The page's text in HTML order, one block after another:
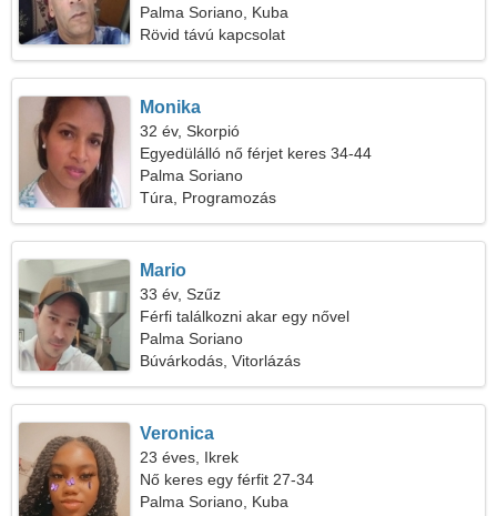
Palma Soriano, Kuba
Rövid távú kapcsolat
Monika
32 év, Skorpió
Egyedülálló nő férjet keres 34-44
Palma Soriano
Túra, Programozás
Mario
33 év, Szűz
Férfi találkozni akar egy nővel
Palma Soriano
Búvárkodás, Vitorlázás
Veronica
23 éves, Ikrek
Nő keres egy férfit 27-34
Palma Soriano, Kuba